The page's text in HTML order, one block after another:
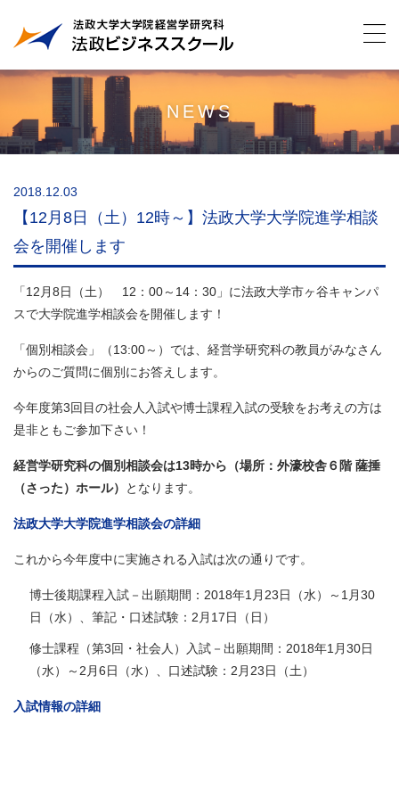
NEWS
2018.12.03
【12月8日（土）12時～】法政大学大学院進学相談
会を開催します
「12月8日（土） 12：00～14：30」に法政大学市ヶ谷キャンパ
スで大学院進学相談会を開催します！
「個別相談会」（13:00～）では、経営学研究科の教員がみなさん
からのご質問に個別にお答えします。
今年度第3回目の社会人入試や博士課程入試の受験をお考えの方は
是非ともご参加下さい！
経営学研究科の個別相談会は13時から（場所：外濠校舎６階 薩捶
（さった）ホール）
となります。
法政大学大学院進学相談会の詳細
これから今年度中に実施される入試は次の通りです。
博士後期課程入試－出願期間：2018年1月23日（水）～1月30
日（水）、筆記・口述試験：2月17日（日）
修士課程（第3回・社会人）入試－出願期間：2018年1月30日
（水）～2月6日（水）、口述試験：2月23日（土）
入試情報の詳細